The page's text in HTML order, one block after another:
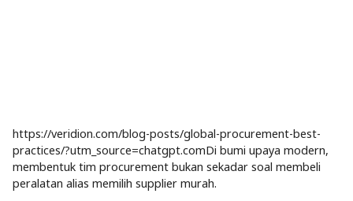
https://veridion.com/blog-posts/global-procurement-best-
practices/?utm_source=chatgpt.comDi bumi upaya modern,
membentuk tim procurement bukan sekadar soal membeli
peralatan alias memilih supplier murah.